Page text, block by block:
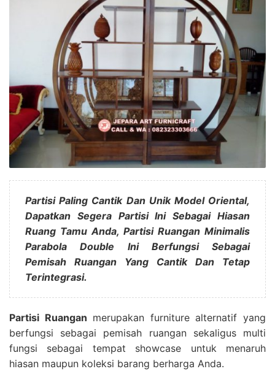
Partisi Paling Cantik Dan Unik Model Oriental,
Dapatkan Segera Partisi Ini Sebagai Hiasan
Ruang Tamu Anda, Partisi Ruangan Minimalis
Parabola Double Ini Berfungsi Sebagai
Pemisah Ruangan Yang Cantik Dan Tetap
Terintegrasi.
Partisi Ruangan merupakan furniture alternatif yang
berfungsi sebagai pemisah ruangan sekaligus multi
fungsi sebagai tempat showcase untuk menaruh
hiasan maupun koleksi barang berharga Anda.